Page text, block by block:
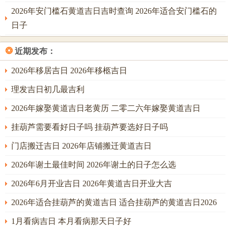
寅
日
月21
龙、
门，然日禄归寅，家主生肖若属
吉日虽定，民俗禁忌亦不可轻忽，此乃古人经历 之凝结，暗
合天地生克之理；首要者，开工当日，务必举行简单仪式，
焚香祷告，禀明土地宅神，此谓「破土告示」，若省略此
垣屋梁之上书写不吉字眼或胡乱涂画，此行为冲犯「胎
神」，主家宅日后口舌频仍，家人不睦。
若有孕妇，切不可令其亲临动土现场，亦不宜使其房间先行
震动改造，盖因胎气惧煞，惊动则不安，此乃保全人丁兴旺
道，此主「气滞」，则财运事业运难以亨通；这些禁忌，看
似细微，实则关乎宅气与人气的交融，慎之则吉。
至于建议，老夫多言几句。择吉日如同择良医，乃对症下药
2026年安门槛石黄道吉日吉时查询 2026年适合安门槛石的
日子
❂ 近期发布：
2026年移居吉日 2026年移柩吉日
理发吉日初几最吉利
2026年嫁娶黄道吉日老黄历 二零二六年嫁娶黄道吉日
挂葫芦需要看好日子吗 挂葫芦要选好日子吗
门店搬迁吉日 2026年店铺搬迁黄道吉日
2026年谢土最佳时间 2026年谢土的日子怎么选
2026年6月开业吉日 2026年黄道吉日开业大吉
2026年适合挂葫芦的黄道吉日 适合挂葫芦的黄道吉日2026
1月看病吉日 本月看病那天日子好